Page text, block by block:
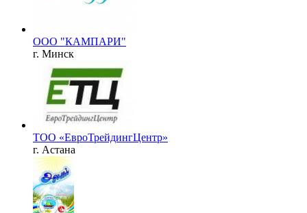
ООО "КАМПАРИ"
г. Минск
ТОО «ЕвроТрейдингЦентр»
г. Астана